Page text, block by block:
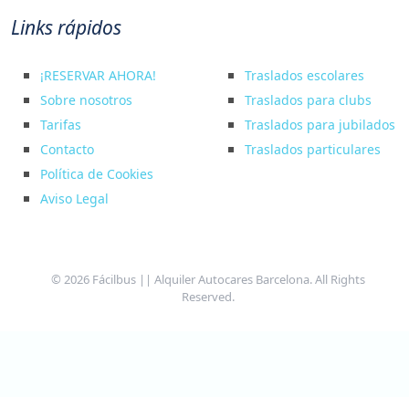
Links rápidos
¡RESERVAR AHORA!
Sobre nosotros
Tarifas
Contacto
Política de Cookies
Aviso Legal
Traslados escolares
Traslados para clubs
Traslados para jubilados
Traslados particulares
© 2026 Fácilbus || Alquiler Autocares Barcelona. All Rights
Reserved.